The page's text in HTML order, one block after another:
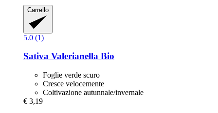
Carrello
5.0 (1)
Sativa Valerianella Bio
Foglie verde scuro
Cresce velocemente
Coltivazione autunnale/invernale
€ 3,19